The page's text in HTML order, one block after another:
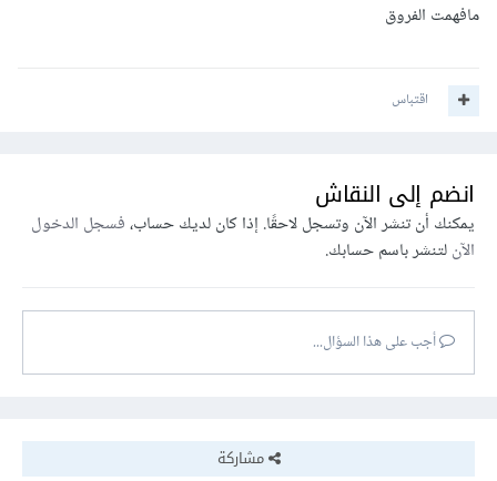
مافهمت الفروق
اقتباس
انضم إلى النقاش
يمكنك أن تنشر الآن وتسجل لاحقًا. إذا كان لديك حساب،فسجل الدخول
الآنلتنشر باسم حسابك.
أجب على هذا السؤال...
مشاركة